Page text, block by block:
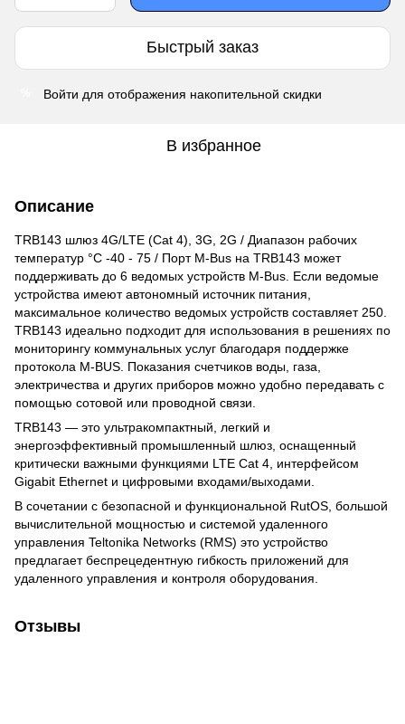
Быстрый заказ
Войти для отображения накопительной скидки
В избранное
Описание
TRB143 шлюз 4G/LTE (Cat 4), 3G, 2G / Диапазон рабочих
температур °С -40 - 75 / Порт M-Bus на TRB143 может
поддерживать до 6 ведомых устройств M-Bus. Если ведомые
устройства имеют автономный источник питания,
максимальное количество ведомых устройств составляет 250.
TRB143 идеально подходит для использования в решениях по
мониторингу коммунальных услуг благодаря поддержке
протокола M-BUS. Показания счетчиков воды, газа,
электричества и других приборов можно удобно передавать с
помощью сотовой или проводной связи.
TRB143 — это ультракомпактный, легкий и
энергоэффективный промышленный шлюз, оснащенный
критически важными функциями LTE Cat 4, интерфейсом
Gigabit Ethernet и цифровыми входами/выходами.
В сочетании с безопасной и функциональной RutOS, большой
вычислительной мощностью и системой удаленного
управления Teltonika Networks (RMS) это устройство
предлагает беспрецедентную гибкость приложений для
удаленного управления и контроля оборудования.
Отзывы